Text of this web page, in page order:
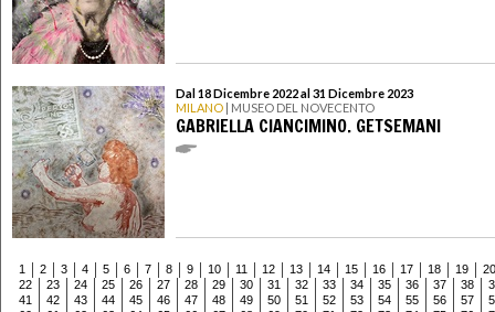
Dal 18 Dicembre 2022 al 31 Dicembre 2023
MILANO | MUSEO DEL NOVECENTO
GABRIELLA CIANCIMINO. GETSEMANI
1 2 3 4 5 6 7 8 9 10 11 12 13 14 15 16 17 18 19
20
22
23 24 25 26 27 28 29 30 31 32 33 34 35 36 37 38
41
42 43 44 45 46 47 48 49 50 51 52 53 54 55 56 57